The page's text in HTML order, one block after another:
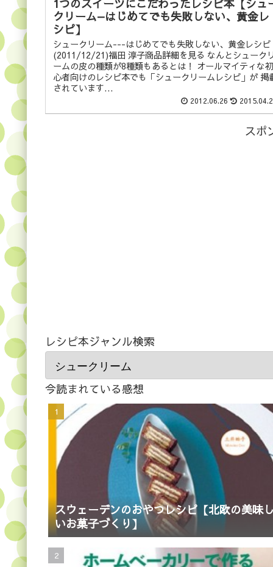
1つのスイーツにこだわったレシピ本【シュ
クリーム—はじめてでも失敗しない、黄金レ
シピ】
シュークリーム---はじめてでも失敗しない、黄金レシピ
(2011/12/21)福田 淳子商品詳細を見る なんとシューク
ームの皮の種類が8種類もあるとは！ オールマイティな初
心者向けのレシピ本でも「シュークリームレシピ」が 掲
されています...
2012.06.26
スポ
レシピ本ジャンル検索
今読まれている感想
スウェーデンのおやつレシピ【北欧の美味
いお菓子づくり】